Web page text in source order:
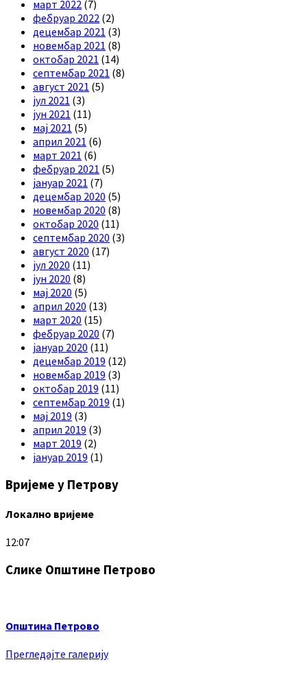
март 2022 (7)
фебруар 2022 (2)
децембар 2021 (3)
новембар 2021 (8)
октобар 2021 (14)
септембар 2021 (8)
август 2021 (5)
јул 2021 (3)
јун 2021 (11)
мај 2021 (5)
април 2021 (6)
март 2021 (6)
фебруар 2021 (5)
јануар 2021 (7)
децембар 2020 (5)
новембар 2020 (8)
октобар 2020 (11)
септембар 2020 (3)
август 2020 (17)
јул 2020 (11)
јун 2020 (8)
мај 2020 (5)
април 2020 (13)
март 2020 (15)
фебруар 2020 (7)
јануар 2020 (11)
децембар 2019 (12)
новембар 2019 (3)
октобар 2019 (11)
септембар 2019 (1)
мај 2019 (3)
април 2019 (3)
март 2019 (2)
јануар 2019 (1)
Вријеме у Петрову
Локално вријеме
12:07
Слике Општине Петрово
Општина Петрово
Прегледајте галерију